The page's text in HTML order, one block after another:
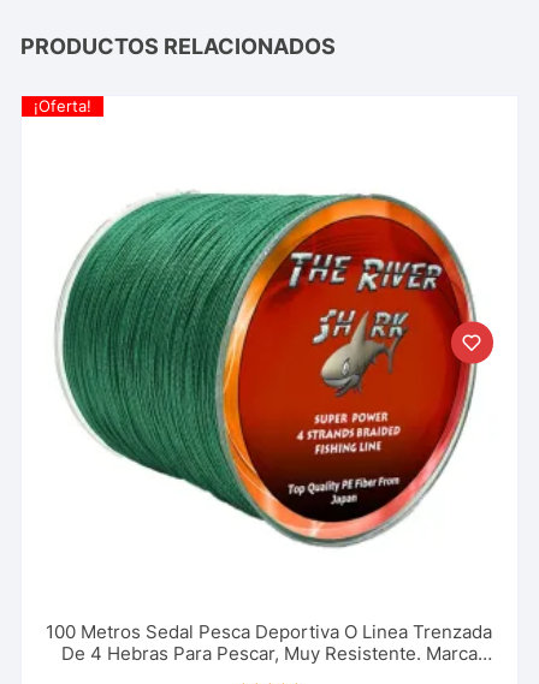
PRODUCTOS RELACIONADOS
¡Oferta!
100 Metros Sedal Pesca Deportiva O Linea Trenzada
De 4 Hebras Para Pescar, Muy Resistente. Marca